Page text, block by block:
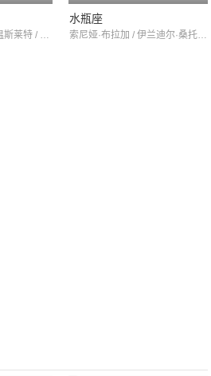
朱迪·福斯特 / 凯特·温斯莱特 / 克里斯托弗·瓦尔兹
水瓶座
索尼娅·布拉加 / 伊兰迪尔·桑托斯 / 卡拉·里巴斯